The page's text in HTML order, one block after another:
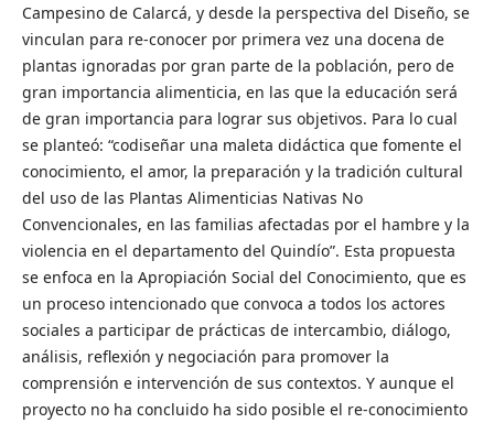
Campesino de Calarcá, y desde la perspectiva del Diseño, se
vinculan para re-conocer por primera vez una docena de
plantas ignoradas por gran parte de la población, pero de
gran importancia alimenticia, en las que la educación será
de gran importancia para lograr sus objetivos. Para lo cual
se planteó: “codiseñar una maleta didáctica que fomente el
conocimiento, el amor, la preparación y la tradición cultural
del uso de las Plantas Alimenticias Nativas No
Convencionales, en las familias afectadas por el hambre y la
violencia en el departamento del Quindío”. Esta propuesta
se enfoca en la Apropiación Social del Conocimiento, que es
un proceso intencionado que convoca a todos los actores
sociales a participar de prácticas de intercambio, diálogo,
análisis, reflexión y negociación para promover la
comprensión e intervención de sus contextos. Y aunque el
proyecto no ha concluido ha sido posible el re-conocimiento